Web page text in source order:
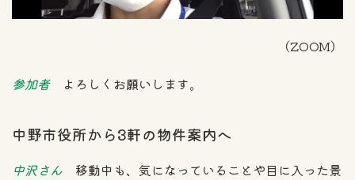
（ZOOM）
参加者よろしくお願いします。
中野市役所から3軒の物件案内へ
中沢さん 移動中も、気になっていることや目に入った景